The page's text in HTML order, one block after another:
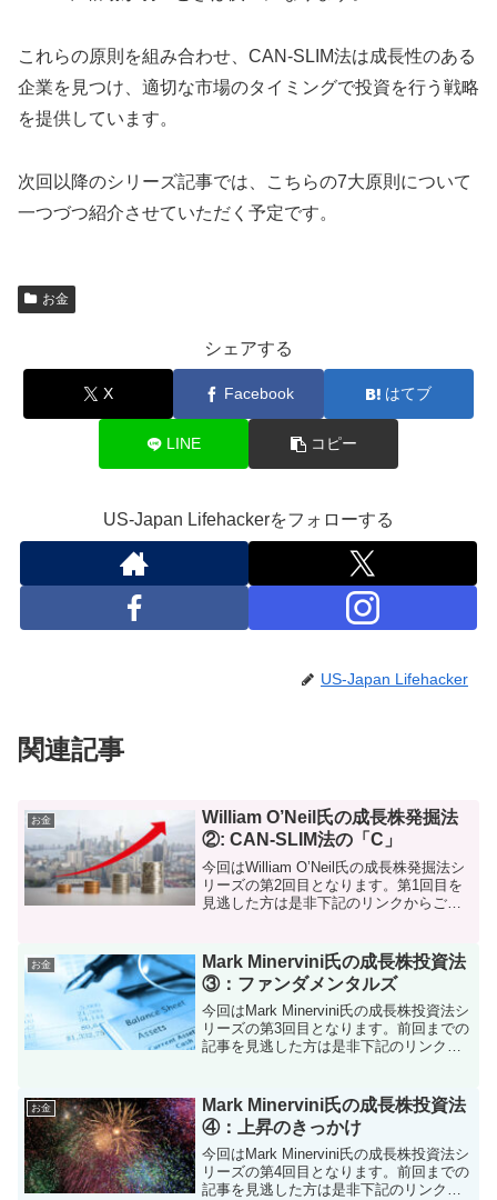
これらの原則を組み合わせ、CAN-SLIM法は成長性のある
企業を見つけ、適切な市場のタイミングで投資を行う戦略
を提供しています。
次回以降のシリーズ記事では、こちらの7大原則について
一つづつ紹介させていただく予定です。
お金
シェアする
X Facebook はてブ
LINE コピー
US-Japan Lifehackerをフォローする
US-Japan Lifehacker
関連記事
お金
William O’Neil氏の成長株発掘法
②: CAN-SLIM法の「C」
今回はWilliam O’Neil氏の成長株発掘法シ
リーズの第2回目となります。第1回目を
見逃した方は是非下記のリンクからご一
してしっかりと咀嚼していた...
お金
Mark Minervini氏の成長株投資法
③：ファンダメンタルズ
今回はMark Minervini氏の成長株投資法シ
リーズの第3回目となります。前回までの
記事を見逃した方は是非下記のリンクか
入してしっかりと咀嚼していただけ...
お金
Mark Minervini氏の成長株投資法
④：上昇のきっかけ
今回はMark Minervini氏の成長株投資法シ
リーズの第4回目となります。前回までの
記事を見逃した方は是非下記のリンクか